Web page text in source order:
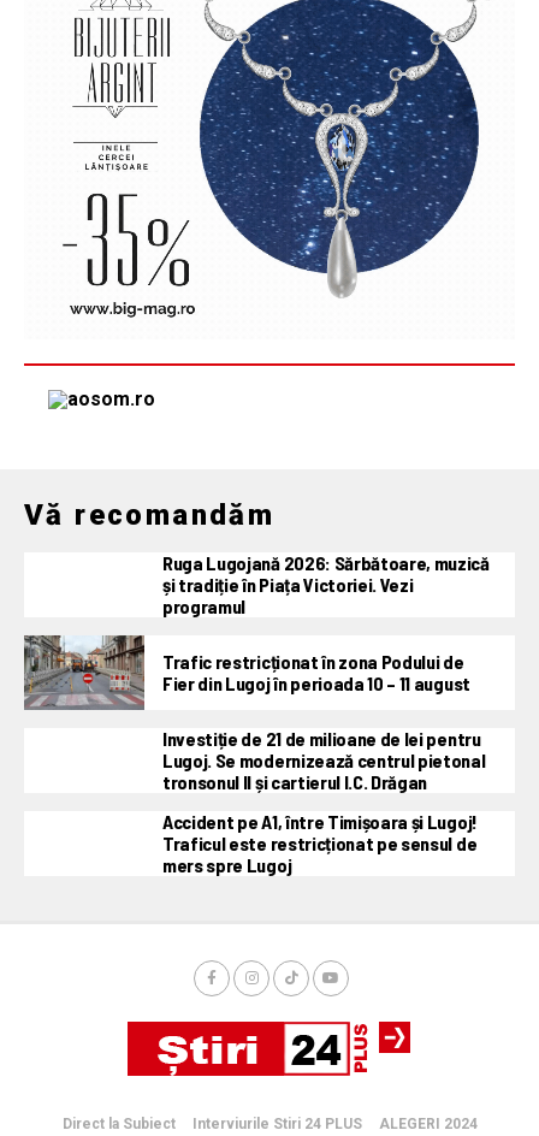
Vă recomandăm
Ruga Lugojană 2026: Sărbătoare, muzică
și tradiție în Piața Victoriei. Vezi
programul
Trafic restricționat în zona Podului de
Fier din Lugoj în perioada 10 – 11 august
Investiție de 21 de milioane de lei pentru
Lugoj. Se modernizează centrul pietonal
tronsonul II și cartierul I.C. Drăgan
Accident pe A1, între Timișoara și Lugoj!
Traficul este restricționat pe sensul de
mers spre Lugoj
Direct la Subiect Interviurile Stiri 24 PLUS
ALEGERI 2024